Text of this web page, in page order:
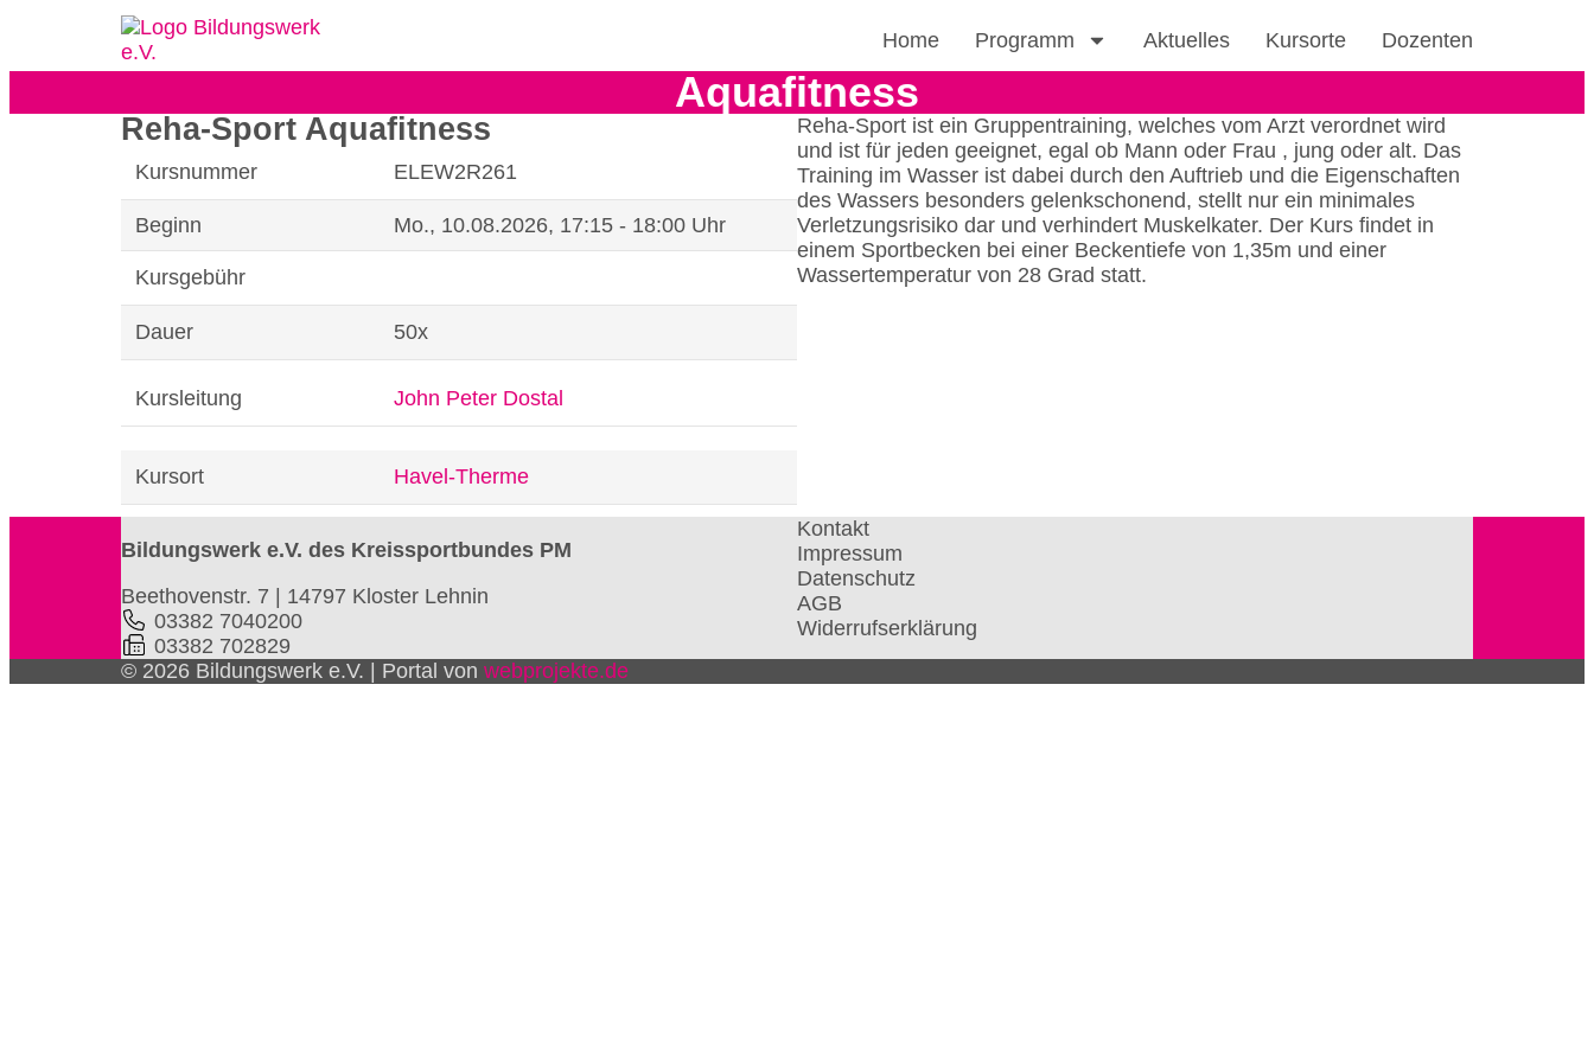
Home Programm Aktuelles Kursorte Dozenten
Aquafitness
Reha-Sport Aquafitness
Kursnummer ELEW2R261
Beginn Mo., 10.08.2026, 17:15 - 18:00 Uhr
Kursgebühr
Dauer 50x
Kursleitung John Peter Dostal
Kursort Havel-Therme
Reha-Sport ist ein Gruppentraining, welches vom Arzt verordnet wird
und ist für jeden geeignet, egal ob Mann oder Frau , jung oder alt. Das
Training im Wasser ist dabei durch den Auftrieb und die Eigenschaften
des Wassers besonders gelenkschonend, stellt nur ein minimales
Verletzungsrisiko dar und verhindert Muskelkater. Der Kurs findet in
einem Sportbecken bei einer Beckentiefe von 1,35m und einer
Wassertemperatur von 28 Grad statt.
Bildungswerk e.V. des Kreissportbundes PM
Beethovenstr. 7 | 14797 Kloster Lehnin
03382 7040200
03382 702829
Kontakt
Impressum
Datenschutz
AGB
Widerrufserklärung
© 2026 Bildungswerk e.V. | Portal von webprojekte.de